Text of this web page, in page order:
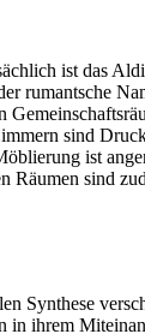
ist das
rumantsche
sind
ist
Räumen sind
Synthese
ihrem